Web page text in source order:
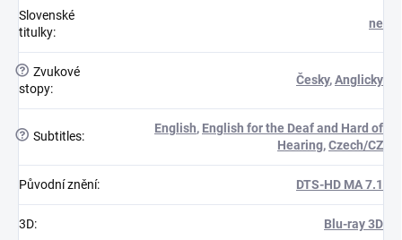
Slovenské
titulky:
ne
? Zvukové
stopy:
Česky,Anglicky
? Subtitles:
English, English for the Deaf and Hard of
Hearing,Czech/CZ
Původní znění: DTS-HD MA 7.1
3D: Blu-ray 3D